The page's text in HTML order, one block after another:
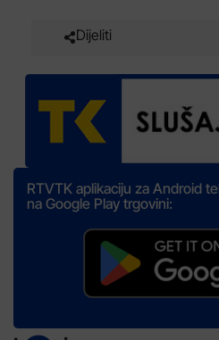
Dijeliti
RTVTK aplikaciju za Android
na Google Play trgovini: